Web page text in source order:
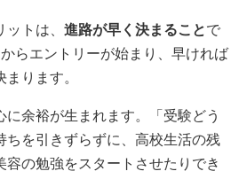
ットは、進路が早く決まることで
らエントリーが始まり、早ければ
ります。
余裕が生まれます。「受験どう
を引きずらずに、高校生活の残
容の勉強をスタートさせたりでき